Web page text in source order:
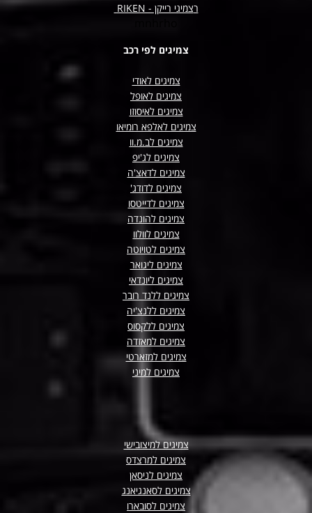
רצמיגי רייקן - RIKEN
צמיגים לפי רכב
צמיגים לאודי
צמיגים לאופל
צמיגים לאיסוזו
צמיגים לאלפא רומיאו
צמיגים לב.מ.וו
צמיגים לג'יפ
צמיגים לדאצ'ה
צמיגים לדודג'
צמיגים לדייטסו
צמיגים להונדה
צמיגים לוולוו
צמיגים לטויוטה
צמיגים ליגואר
צמיגים ליונדאי
צמיגים ללנד רובר
צמיגים ללנצ'יה
צמיגים ללקסוס
צמיגים למאזדה
צמיגים למזארטי
צמיגים למיני
צמיגים למיצובישי
צמיגים למרצדס
צמיגים לניסאן
צמיגים לסאנגיאנג
צמיגים לסובארו